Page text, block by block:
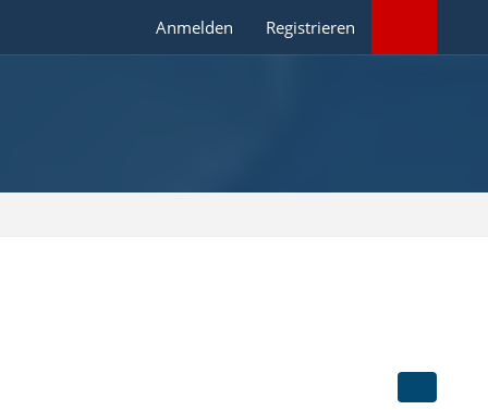
Anmelden Registrieren